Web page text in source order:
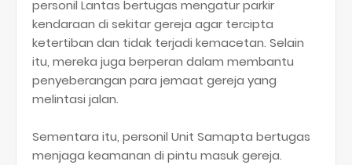
personil Lantas bertugas mengatur parkir
kendaraan di sekitar gereja agar tercipta
ketertiban dan tidak terjadi kemacetan. Selain
itu, mereka juga berperan dalam membantu
penyeberangan para jemaat gereja yang
melintasi jalan.
Sementara itu, personil Unit Samapta bertugas
menjaga keamanan di pintu masuk gereja.